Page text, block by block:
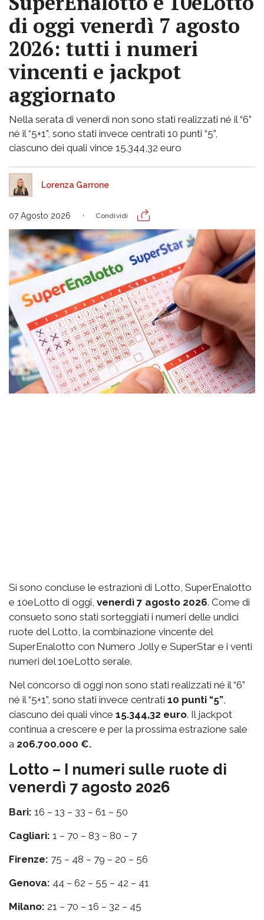
di oggi venerdì 7 agosto
2026: tutti i numeri
vincenti e jackpot
aggiornato
Nella serata di venerdì non sono stati realizzati né il “6”
né il “5+1”, sono stati invece centrati 10 punti “5”,
ciascuno dei quali vince 15.344,32 euro
Lorenza Garrone
07 Agosto 2026 Condividi
Si sono concluse le estrazioni di Lotto, SuperEnalotto
e 10eLotto di oggi, venerdì 7 agosto 2026. Come di
consueto sono stati sorteggiati i numeri delle undici
ruote del Lotto, la combinazione vincente del
SuperEnalotto con Numero Jolly e SuperStar e i venti
numeri del 10eLotto serale.
Nel concorso di oggi non sono stati realizzati né il “6”
né il “5+1”, sono stati invece centrati 10 punti “5”,
ciascuno dei quali vince 15.344,32 euro. Il jackpot
continua a crescere e per la prossima estrazione sale
a 206.700.000 €.
Lotto – I numeri sulle ruote di
venerdì 7 agosto 2026
Bari: 16 – 13 – 33 – 61 – 50
Cagliari: 1 – 70 – 83 – 80 – 7
Firenze: 75 – 48 – 79 – 20 – 56
Genova: 44 – 62 – 55 – 42 – 41
Milano: 21 – 70 – 16 – 32 – 45